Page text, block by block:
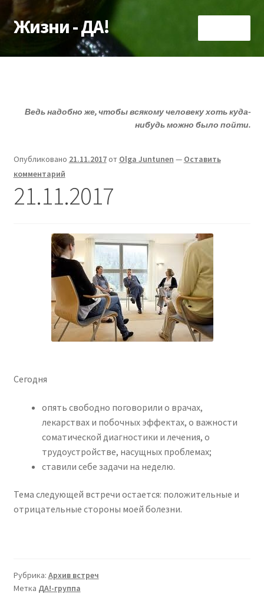
Перейти
к
Перейти
к
Жизни - ДА!
Главная
меню
О депрессии
Ведь надобно же, чтобы всякому человеку хоть куда-
нибудь можно было пойти.
Опубликовано 21.11.2017от Olga Juntunen — Оставить
комментарий
21.11.2017
Сегодня
опять свободно поговорили о врачах,
лекарствах и побочных эффектах, о важности
соматической диагностики и лечения, о
трудоустройстве, насущных проблемах;
ставили себе задачи на неделю.
Тема следующей встречи остается: положительные и
отрицательные стороны моей болезни.
Рубрика: Архив встреч
Метка ДА!-группа